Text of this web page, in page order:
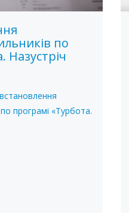
по
Назустріч
програмі «Турбота.